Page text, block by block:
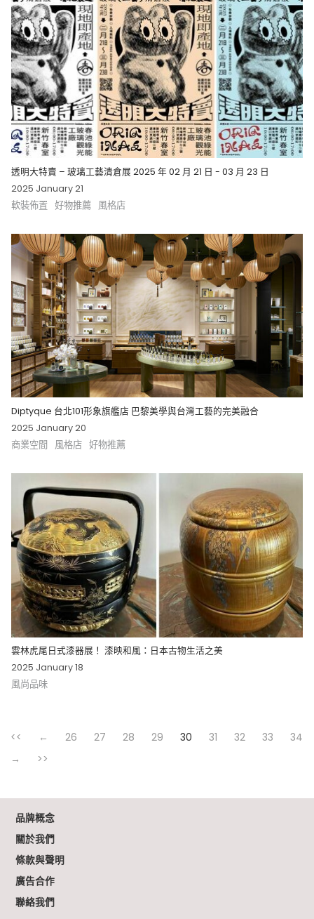
透明大特賣 – 玻璃工藝清倉展 2025 年 02 月 21 日 - 03 月 23 日
2025 January 21
軟裝佈置 好物推薦 風格店
Diptyque 台北101形象旗艦店 巴黎美學與台灣工藝的完美融合
2025 January 20
商業空間 風格店 好物推薦
雲林虎尾日式漆器展！ 漆映和風：日本古物生活之美
2025 January 18
風尚品味
<< ← 26 27 28 29 30 31 32 33
34
→
>>
品牌概念
關於我們
條款與聲明
廣告合作
聯絡我們